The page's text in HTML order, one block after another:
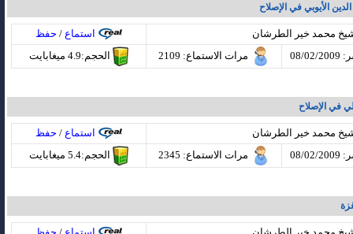
الأيوبي في الإصلاح
استماع / حفظ
محمد خير الطرشان
الحجم:4.9 ميغابايت
مرات الاستماع: 2109
في الإصلاح
استماع / حفظ
محمد خير الطرشان
الحجم:5.4 ميغابايت
مرات الاستماع: 2345